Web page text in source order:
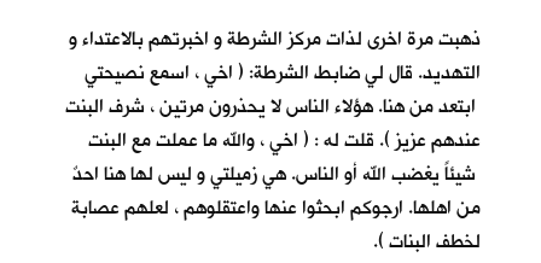
ذهبت مرة اخرى لذات مركز الشرطة و اخبرتهم بالاعتداء و
التهديد. قال لي ضابط الشرطة: ( اخي ، اسمع نصيحتي
ابتعد من هنا. هؤلاء الناس لا يحذرون مرتين ، شرف البنت
عندهم عزيز ). قلت له : ( اخي ، والله ما عملت مع البنت
شيئاً يغضب الله أو الناس. هي زميلتي و ليس لها هنا احدٌ
من اهلها. ارجوكم ابحثوا عنها واعتقلوهم ، لعلهم عصابة
لخطف البنات ).